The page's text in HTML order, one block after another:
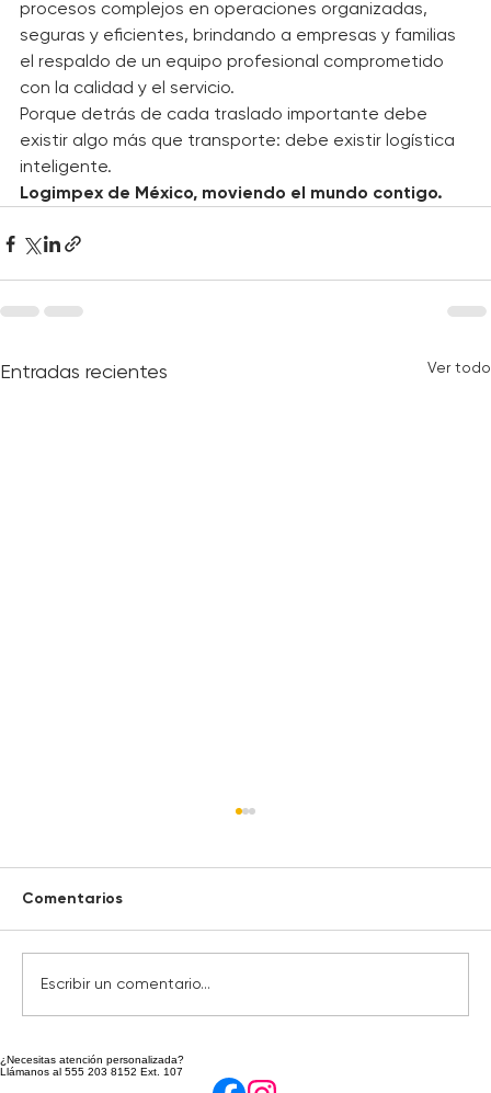
En Logimpex de México trabajamos para transformar
procesos complejos en operaciones organizadas,
seguras y eficientes, brindando a empresas y familias
el respaldo de un equipo profesional comprometido
con la calidad y el servicio.
Porque detrás de cada traslado importante debe
existir algo más que transporte: debe existir logística
inteligente.
Comentarios
Escribir un comentario...